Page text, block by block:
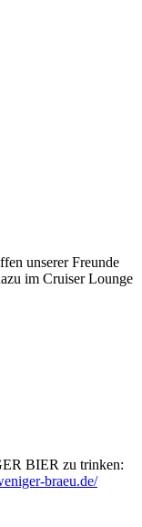
unserer Freunde
im Cruiser Lounge
BIER zu trinken:
braeu.de/